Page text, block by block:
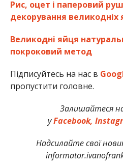
Рис, оцет і паперовий
декорування великодніх
Великодні яйця
покроковий метод
Підписуйтесь на нас в
пропустити головне.
Залишайтеся
уFacebook,
Надсилайте свої